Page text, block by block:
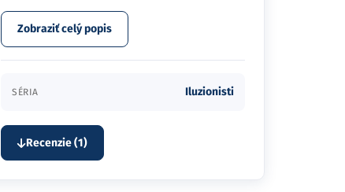
Zobraziť celý popis
SÉRIA Iluzionisti
Recenzie (1)